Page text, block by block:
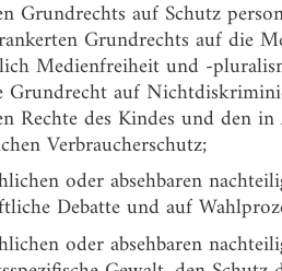
Grundrechts auf Schutz
Grundrechts auf die
Medienfreiheit und -
Grundrecht auf
Rechte des Kindes und den
Verbraucherschutz;
oder absehbaren
Debatte und auf
oder absehbaren